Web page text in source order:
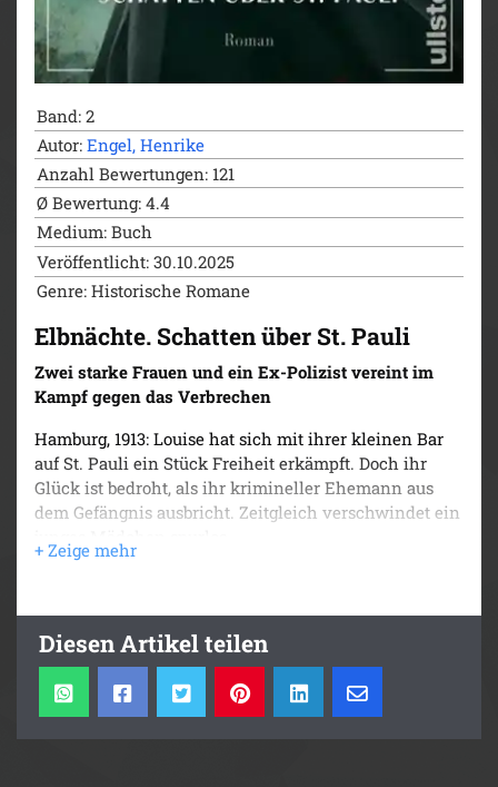
Band: 2
Autor: Engel, Henrike
Anzahl Bewertungen: 121
Ø Bewertung: 4.4
Medium: Buch
Veröffentlicht: 30.10.2025
Genre: Historische Romane
Elbnächte. Schatten über St. Pauli
Zwei starke Frauen und ein Ex-Polizist vereint im
Kampf gegen das Verbrechen
Hamburg, 1913: Louise hat sich mit ihrer kleinen Bar
auf St. Pauli ein Stück Freiheit erkämpft. Doch ihr
Glück ist bedroht, als ihr krimineller Ehemann aus
dem Gefängnis ausbricht. Zeitgleich verschwindet ein
Denn Pauls Bruder, Hamburgs gefürchtetster
Verbrecher, zieht im Hintergrund die Fäden. In den
Wirren von Liebe, Loyalität und Verrat müssen Louise,
Ella und Paul zusammenhalten – ihr Leben und die
Diesen Artikel teilen